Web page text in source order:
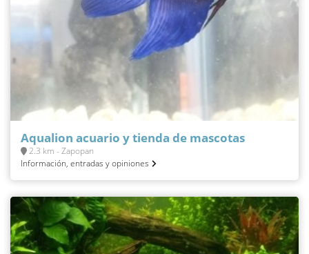
Aqualion acuario y tienda de mascotas
2.3 km - Zapopan
Información, entradas y opiniones